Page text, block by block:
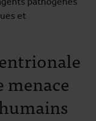
et
menace